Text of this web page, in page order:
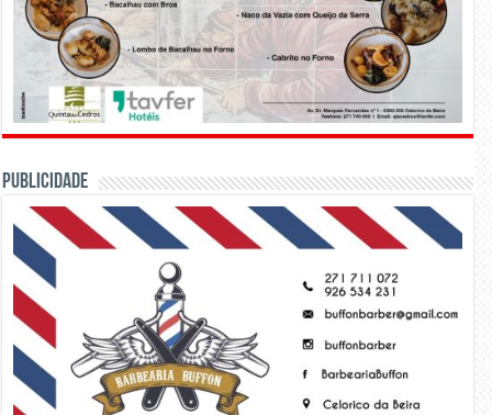
PUBLICIDADE